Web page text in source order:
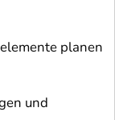
planen
und